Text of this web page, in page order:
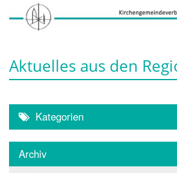
Aktuelles aus den
Kategorien
Archiv